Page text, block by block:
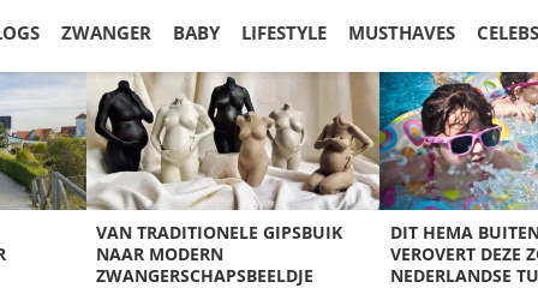
ZWANGER BABY LIFESTYLE MUSTHAVES CELEBS
VAN TRADITIONELE GIPSBUIK
NAAR MODERN
ZWANGERSCHAPSBEELDJE
DIT HEMA
VEROVERT DEZE
NEDERLANDSE